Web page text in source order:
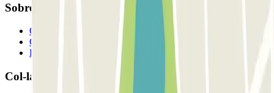
Sobre Parclick
Qui som
Com funciona?
Els nostres pàrquings
Col-laborem?